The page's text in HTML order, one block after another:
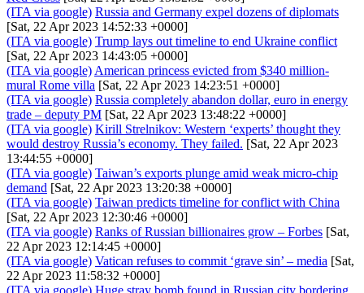
(ITA via google) Russia and Germany expel dozens of diplomats
[Sat, 22 Apr 2023 14:52:33 +0000]
(ITA via google) Trump lays out timeline to end Ukraine conflict
[Sat, 22 Apr 2023 14:43:05 +0000]
(ITA via google) American princess evicted from $340 million-
mural Rome villa [Sat, 22 Apr 2023 14:23:51 +0000]
(ITA via google) Russia completely abandon dollar, euro in energy
trade – deputy PM [Sat, 22 Apr 2023 13:48:22 +0000]
(ITA via google) Kirill Strelnikov: Western ‘experts’ thought they
would destroy Russia’s economy. They failed. [Sat, 22 Apr 2023
13:44:55 +0000]
(ITA via google) Taiwan’s exports plunge amid weak micro-chip
demand [Sat, 22 Apr 2023 13:20:38 +0000]
(ITA via google) Taiwan predicts timeline for conflict with China
[Sat, 22 Apr 2023 12:30:46 +0000]
(ITA via google) Ranks of Russian billionaires grow – Forbes [Sat,
22 Apr 2023 12:14:45 +0000]
(ITA via google) Vatican refuses to commit ‘grave sin’ – media [Sat,
22 Apr 2023 11:58:32 +0000]
(ITA via google) Huge stray bomb found in Russian city bordering